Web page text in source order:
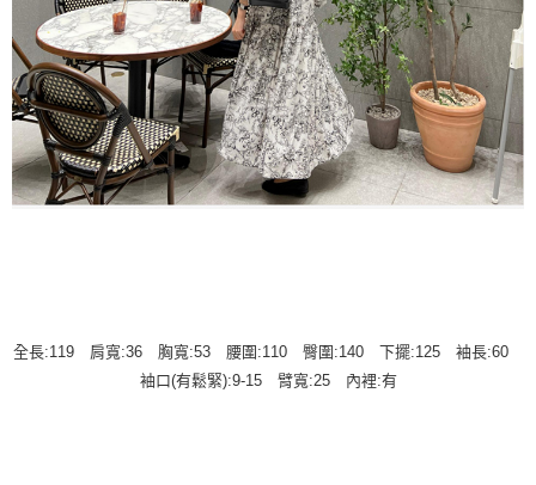
全長:119 肩寬:36 胸寬:53 腰圍:110 臀圍:140 下擺:125 袖長:60
袖口(有鬆緊):9-15 臂寬:25 內裡:有